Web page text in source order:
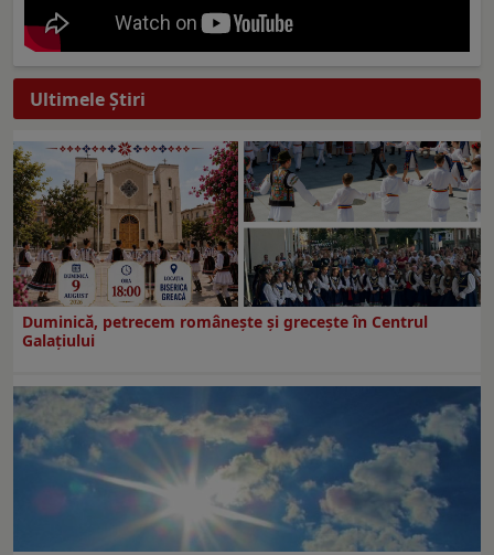
Ultimele Ştiri
Duminică, petrecem româneşte şi greceşte în Centrul
Galaţiului